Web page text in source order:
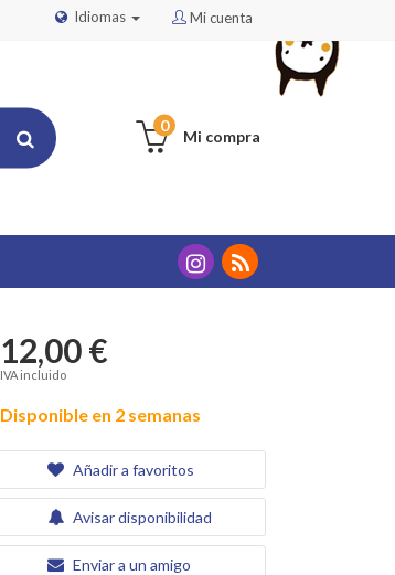
Mi cuenta
Idiomas
Mi compra
0
12,00 €
IVA incluido
Disponible en 2 semanas
Añadir a favoritos
Avisar disponibilidad
Enviar a un amigo